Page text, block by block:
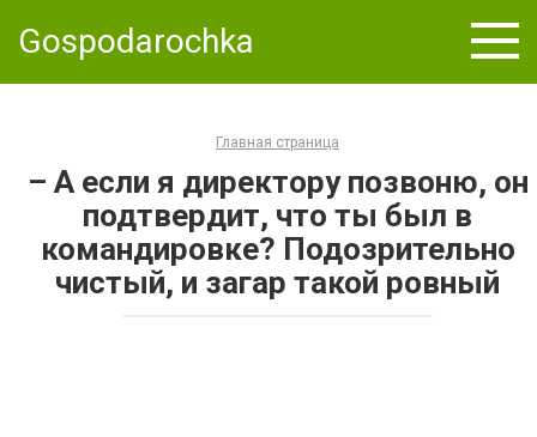
Gospodarochka
Главная страница
– А если я директору позвоню, он
подтвердит, что ты был в
командировке? Подозрительно
чистый, и загар такой ровный